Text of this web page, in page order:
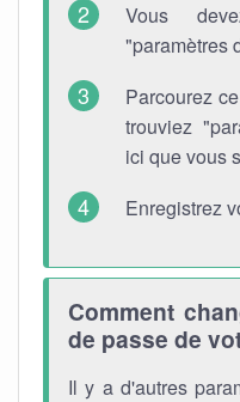
Vous
"paramètres
Parcourez
trouviez
ici que vous
Enregistrez
Comment
de passe de
Il y a d'autres